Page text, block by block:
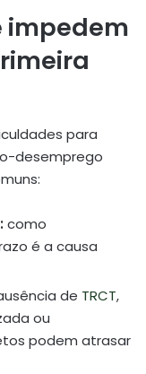
impedem
para
desemprego
como
é a causa
de TRCT,
ou
podem atrasar